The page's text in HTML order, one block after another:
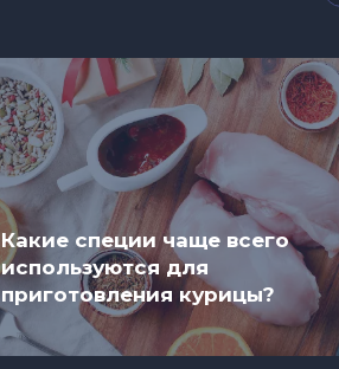
Какие специи чаще всего
используются для
приготовления курицы?